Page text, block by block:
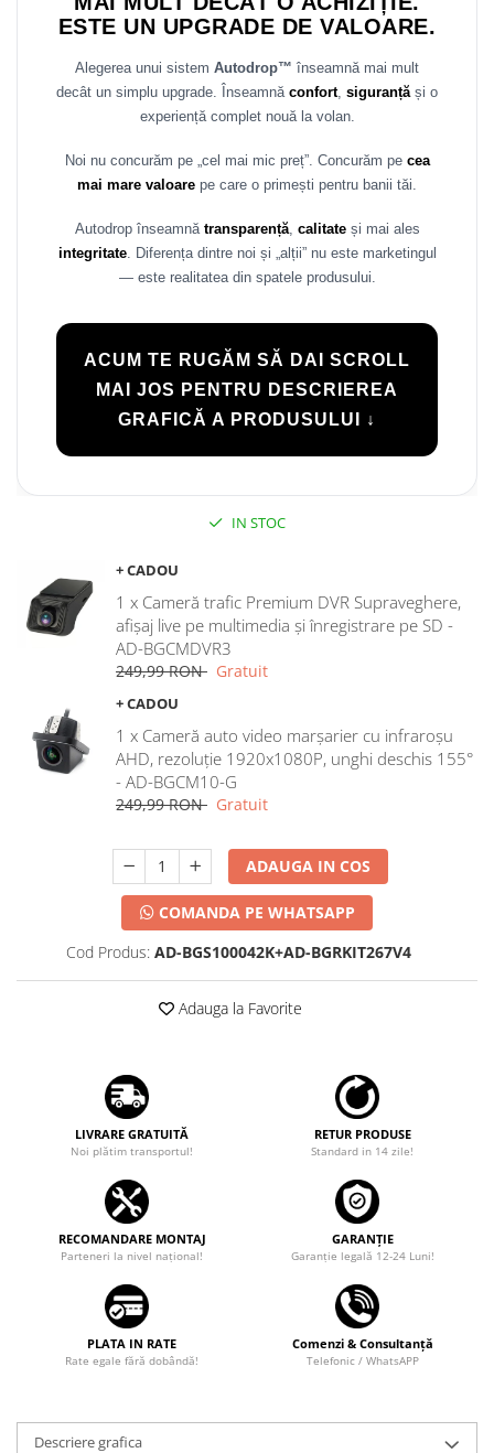
ESTE UN UPGRADE DE VALOARE.
Alegerea unui sistem Autodrop™ înseamnă mai mult
decât un simplu upgrade. Înseamnă confort, siguranțăși o
experiență complet nouă la volan.
Noi nu concurăm pe „cel mai mic preț”. Concurăm pe cea
mai mare valoare pe care o primești pentru banii tăi.
Autodrop înseamnă transparență, calitateși mai ales
integritate. Diferența dintre noi și „alții” nu este marketingul
— este realitatea din spatele produsului.
ACUM TE RUGĂM SĂ DAI SCROLL
MAI JOS PENTRU DESCRIEREA
GRAFICĂ A PRODUSULUI ↓
IN STOC
+ CADOU
1 x Cameră trafic Premium DVR Supraveghere,
afișaj live pe multimedia și înregistrare pe SD -
AD-BGCMDVR3
249,99 RON Gratuit
+ CADOU
1 x Cameră auto video marșarier cu infraroșu
AHD, rezoluție 1920x1080P, unghi deschis 155°
- AD-BGCM10-G
249,99 RON Gratuit
ADAUGA IN COS
COMANDA PE WHATSAPP
Cod Produs: AD-BGS100042K+AD-BGRKIT267V4
Adauga la Favorite
LIVRARE GRATUITĂ
Noi plătim transportul!
RETUR PRODUSE
Standard in 14 zile!
RECOMANDARE MONTAJ
Parteneri la nivel național!
GARANȚIE
Garanţie legală 12-24 Luni!
PLATA IN RATE
Rate egale fără dobândă!
Comenzi & Consultanță
Telefonic / WhatsAPP
Descriere grafica